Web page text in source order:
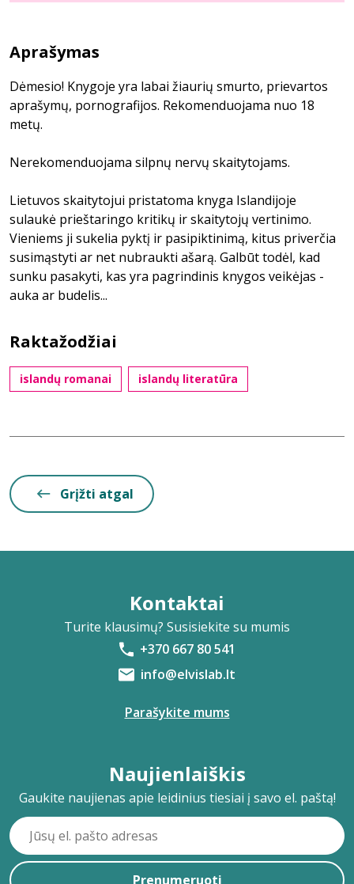
Aprašymas
Dėmesio! Knygoje yra labai žiaurių smurto, prievartos
aprašymų, pornografijos. Rekomenduojama nuo 18
metų.
Nerekomenduojama silpnų nervų skaitytojams.
Lietuvos skaitytojui pristatoma knyga Islandijoje
sulaukė prieštaringo kritikų ir skaitytojų vertinimo.
Vieniems ji sukelia pyktį ir pasipiktinimą, kitus priverčia
susimąstyti ar net nubraukti ašarą. Galbūt todėl, kad
sunku pasakyti, kas yra pagrindinis knygos veikėjas -
auka ar budelis...
Raktažodžiai
islandų romanai islandų literatūra
Grįžti atgal
Kontaktai
Turite klausimų? Susisiekite su mumis
+370 667 80 541
info@elvislab.lt
Parašykite mums
Naujienlaiškis
Gaukite naujienas apie leidinius tiesiai į savo el. paštą!
Prenumeruoti